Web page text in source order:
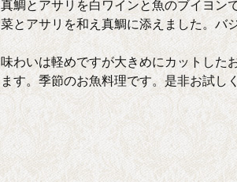
真鯛とアサリを白ワインと魚のブイヨン
菜とアサリを和え真鯛に添えました。バ
味わいは軽めですが大きめにカットした
ます。季節のお魚料理です。是非お試し